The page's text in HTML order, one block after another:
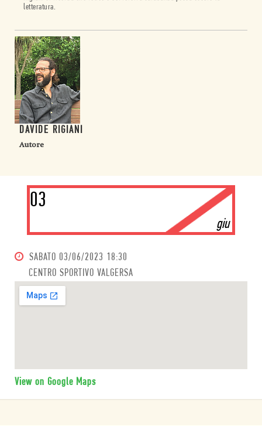
letteratura.
DAVIDE RIGIANI
Autore
03
giu
SABATO 03/06/2023 18:30
CENTRO SPORTIVO VALGERSA
View on Google Maps